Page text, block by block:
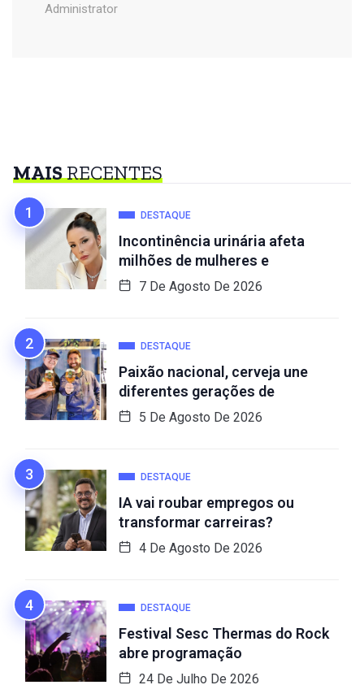
Administrator
MAISRECENTES
DESTAQUE
Incontinência urinária afeta
milhões de mulheres e
7 De Agosto De 2026
DESTAQUE
Paixão nacional, cerveja une
diferentes gerações de
5 De Agosto De 2026
DESTAQUE
IA vai roubar empregos ou
transformar carreiras?
4 De Agosto De 2026
DESTAQUE
Festival Sesc Thermas do Rock
abre programação
24 De Julho De 2026